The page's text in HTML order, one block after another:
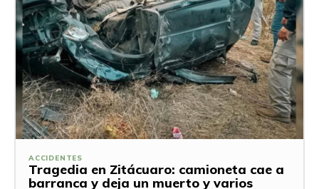
ACCIDENTES
Tragedia en Zitácuaro: camioneta cae a
barranca y deja un muerto y varios